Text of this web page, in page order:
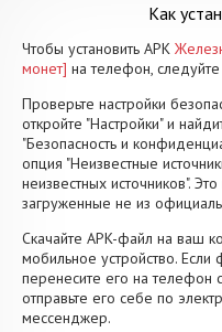
Как
Чтобы установить APK
монет] на телефон,
Проверьте настройки
откройте "Настройки" и
"Безопасность и
опция "Неизвестные
неизвестных источников".
загруженные не из
Скачайте APK-файл на ваш
мобильное устройство. Если
перенесите его на телефон
отправьте его себе по
мессенджер.